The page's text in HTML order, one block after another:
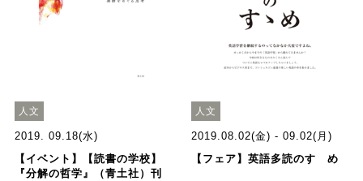
人文
2019. 09.18(水)
【イベント】【読書の学校】
『分解の哲学』（青土社）刊
人文
2019.08.02(金) - 09.02(月)
【フェア】英語多読のすゝめ